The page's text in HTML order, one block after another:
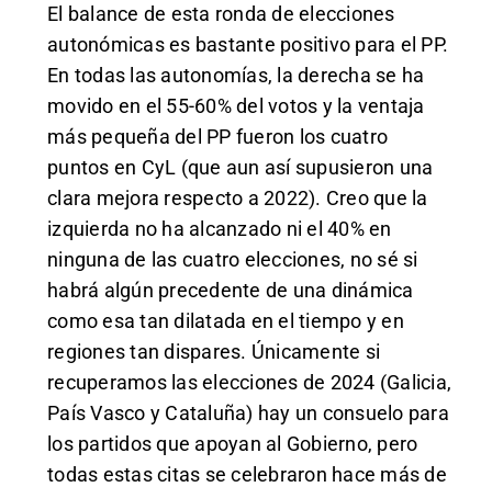
El balance de esta ronda de elecciones
autonómicas es bastante positivo para el PP.
En todas las autonomías, la derecha se ha
movido en el 55-60% del votos y la ventaja
más pequeña del PP fueron los cuatro
puntos en CyL (que aun así supusieron una
clara mejora respecto a 2022). Creo que la
izquierda no ha alcanzado ni el 40% en
ninguna de las cuatro elecciones, no sé si
habrá algún precedente de una dinámica
como esa tan dilatada en el tiempo y en
regiones tan dispares. Únicamente si
recuperamos las elecciones de 2024 (Galicia,
País Vasco y Cataluña) hay un consuelo para
los partidos que apoyan al Gobierno, pero
todas estas citas se celebraron hace más de